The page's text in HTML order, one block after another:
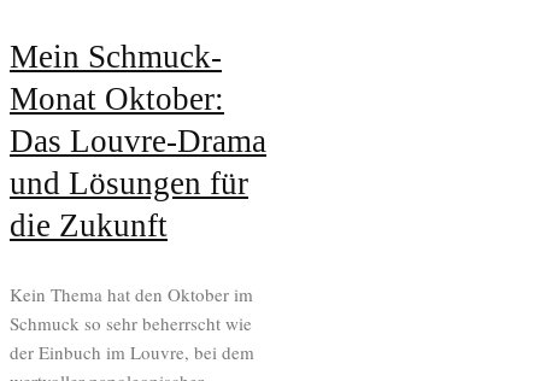
Mein Schmuck-
Monat Oktober:
Das Louvre-Drama
und Lösungen für
die Zukunft
Kein Thema hat den Oktober im
Schmuck so sehr beherrscht wie
der Einbuch im Louvre, bei dem